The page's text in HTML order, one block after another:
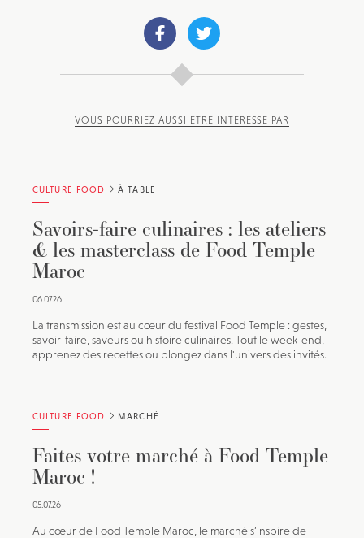
VOUS POURRIEZ AUSSI ÊTRE INTÉRESSÉ PAR
CULTURE FOOD À TABLE
Savoirs-faire culinaires : les ateliers
& les masterclass de Food Temple
Maroc
06.07.26
La transmission est au cœur du festival Food Temple : gestes,
savoir-faire, saveurs ou histoire culinaires. Tout le week-end,
apprenez des recettes ou plongez dans l'univers des invités.
CULTURE FOOD MARCHÉ
Faites votre marché à Food Temple
Maroc !
05.07.26
Au cœur de Food Temple Maroc, le marché s’inspire de